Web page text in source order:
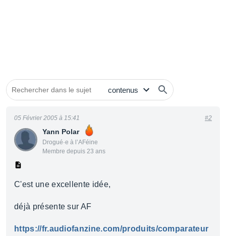
Yann Polar
Drogué·e à l’AFéine
Membre depuis 23 ans
05 Février 2005 à 15:41 #2
C'est une excellente idée,
déjà présente sur AF
https://fr.audiofanzine.com/produits/comparateur